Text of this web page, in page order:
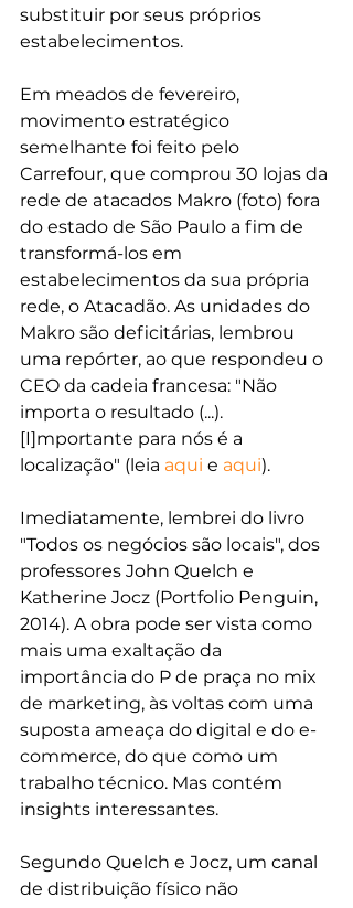
substituir por seus próprios
estabelecimentos.
Em meados de fevereiro,
movimento estratégico
semelhante foi feito pelo
Carrefour, que comprou 30 lojas da
rede de atacados Makro (foto) fora
do estado de São Paulo a fim de
transformá-los em
estabelecimentos da sua própria
rede, o Atacadão. As unidades do
Makro são deficitárias, lembrou
uma repórter, ao que respondeu o
CEO da cadeia francesa: "Não
importa o resultado (...).
[I]mportante para nós é a
localização" (leia aqui e aqui).
Imediatamente, lembrei do livro
"Todos os negócios são locais", dos
professores John Quelch e
Katherine Jocz (Portfolio Penguin,
2014). A obra pode ser vista como
mais uma exaltação da
importância do P de praça no mix
de marketing, às voltas com uma
suposta ameaça do digital e do e-
commerce, do que como um
trabalho técnico. Mas contém
insights interessantes.
Segundo Quelch e Jocz, um canal
de distribuição físico não